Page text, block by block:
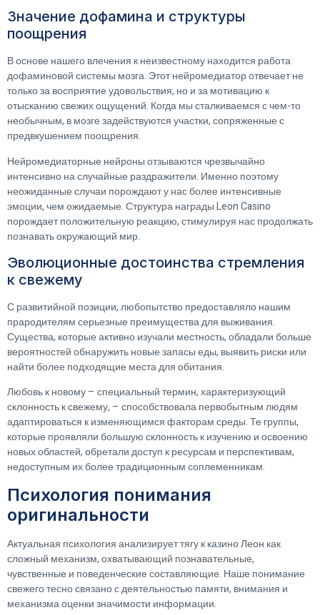
Значение дофамина и структуры
поощрения
В основе нашего влечения к неизвестному находится работа
дофаминовой системы мозга. Этот нейромедиатор отвечает не
только за восприятие удовольствия, но и за мотивацию к
отысканию свежих ощущений. Когда мы сталкиваемся с чем-то
необычным, в мозге задействуются участки, сопряженные с
предвкушением поощрения.
Нейромедиаторные нейроны отзываются чрезвычайно
интенсивно на случайные раздражители. Именно поэтому
неожиданные случаи порождают у нас более интенсивные
эмоции, чем ожидаемые. Структура награды Leon Casino
порождает положительную реакцию, стимулируя нас продолжать
познавать окружающий мир.
Эволюционные достоинства стремления
к свежему
С развитийной позиции, любопытство предоставляло нашим
прародителям серьезные преимущества для выживания.
Существа, которые активно изучали местность, обладали больше
вероятностей обнаружить новые запасы еды, выявить риски или
найти более подходящие места для обитания.
Любовь к новому – специальный термин, характеризующий
склонность к свежему, – способствовала первобытным людям
адаптироваться к изменяющимся факторам среды. Те группы,
которые проявляли большую склонность к изучению и освоению
новых областей, обретали доступ к ресурсам и перспективам,
недоступным их более традиционным соплеменникам.
Психология понимания
оригинальности
Актуальная психология анализирует тягу к казино Леон как
сложный механизм, охватывающий познавательные,
чувственные и поведенческие составляющие. Наше понимание
свежего тесно связано с деятельностью памяти, внимания и
механизма оценки значимости информации.